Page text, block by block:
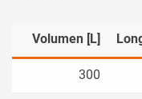
Volumen [L]
300